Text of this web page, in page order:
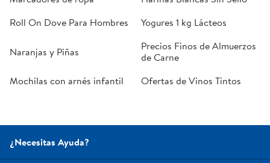
Roll On Dove Para Hombres
Yogures 1 kg Lácteos
Naranjas y Piñas
Precios Finos de Almuerzos
de Carne
Mochilas con arnés infantil
Ofertas de Vinos Tintos
¿Necesitas Ayuda?